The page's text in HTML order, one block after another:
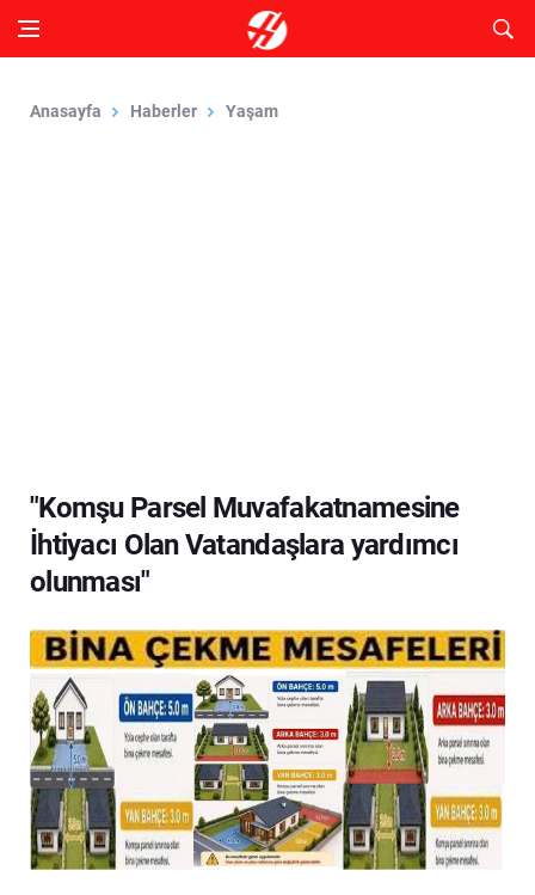
Anasayfa Haberler Yaşam
"Komşu Parsel Muvafakatnamesine
İhtiyacı Olan Vatandaşlara yardımcı
olunması"